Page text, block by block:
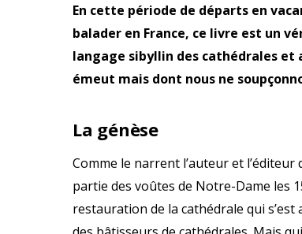
En cette période de départs en
balader en France, ce livre est un
langage sibyllin des cathédrales
émeut mais dont nous ne
La génèse
Comme le narrent l’auteur et
partie des voûtes de Notre-Dame les
restauration de la cathédrale qui